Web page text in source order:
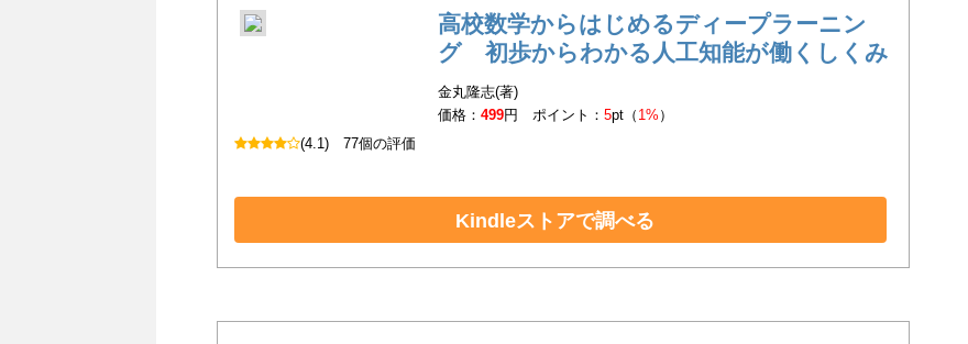
高校数学からはじめるディープラーニン
グ 初歩からわかる人工知能が働くしくみ
金丸隆志(著)
価格：499円 ポイント：5pt（ 1% ）
(4.1) 77個の評価
Kindleストアで調べる